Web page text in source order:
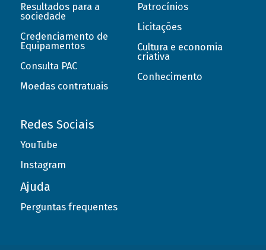
Resultados para a
sociedade
Credenciamento de
Equipamentos
Consulta PAC
Moedas contratuais
Patrocínios
Licitações
Cultura e economia
criativa
Conhecimento
Redes Sociais
YouTube
Instagram
Ajuda
Perguntas frequentes